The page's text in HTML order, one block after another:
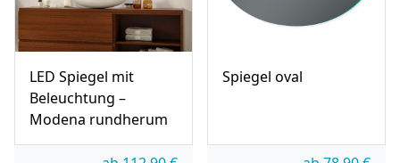
LED Spiegel mit
Beleuchtung –
Modena rundherum
Spiegel oval